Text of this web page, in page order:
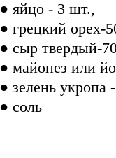
● яйцо - 3 шт.,
● грецкий орех-
● сыр твердый-
● майонез или
● зелень укропа
● соль